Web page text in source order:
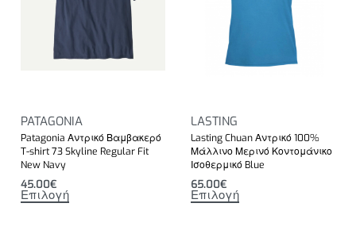
PATAGONIA
Patagonia Αντρικό Βαμβακερό
T-shirt 73 Skyline Regular Fit
New Navy
45.00€
Επιλογή
LASTING
Lasting Chuan Αντρικό 100%
Μάλλινο Μερινό Κοντομάνικο
Ισοθερμικό Blue
65.00€
Επιλογή